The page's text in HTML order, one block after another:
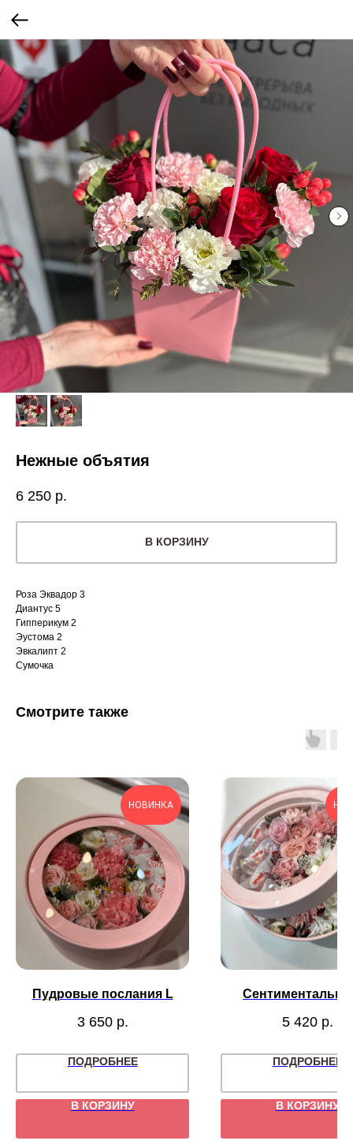
Нежные объятия
6 250 р.
В КОРЗИНУ
Роза Эквадор 3
Диантус 5
Гипперикум 2
Эустома 2
Эвкалипт 2
Сумочка
Смотрите также
НОВИНКА
Пудровые послания L
3 650 р.
ПОДРОБНЕЕ
В КОРЗИНУ
5 420 р.
ПОДРОБНЕЕ
В КОРЗИНУ